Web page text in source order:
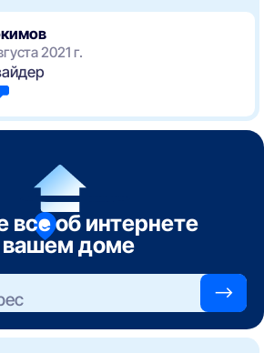
2021 г.
все об интернете
вашем доме
—>